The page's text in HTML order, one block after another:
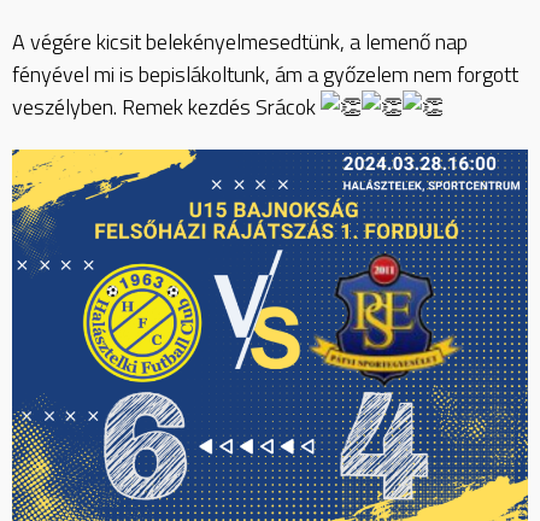
A végére kicsit belekényelmesedtünk, a lemenő nap
fényével mi is bepislákoltunk, ám a győzelem nem forgott
veszélyben. Remek kezdés Srácok